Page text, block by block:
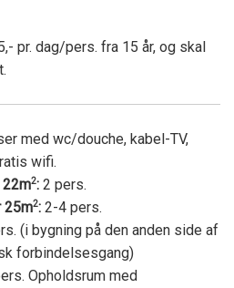
pr. dag/pers. fra 15 år, og skal
med wc/douche, kabel-TV,
wifi.
2: 2 pers.
25m2: 2-4 pers.
(i bygning på den anden side af
forbindelsesgang)
Opholdsrum med